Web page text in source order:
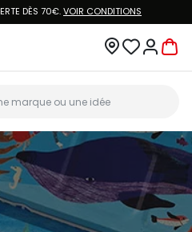
DÈS 70€.VOIR CONDITIONS